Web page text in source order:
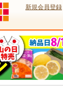
新規会員登録